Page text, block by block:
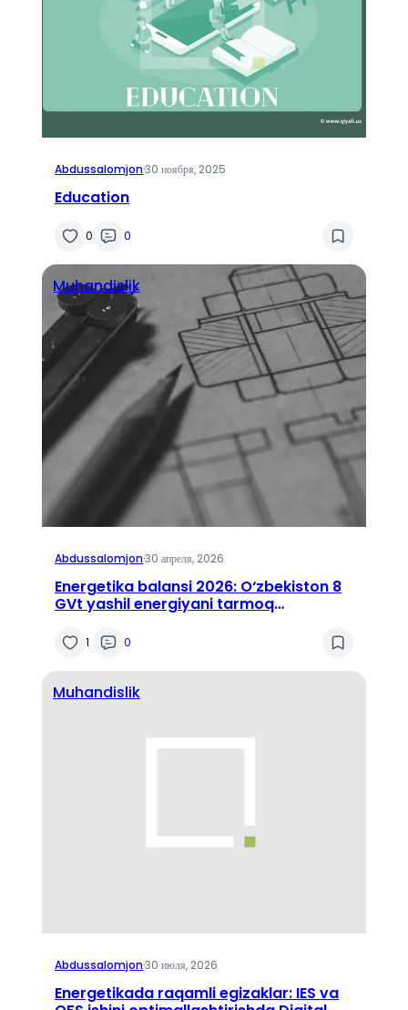
Abdussalomjon·30 ноября, 2025
Education
0 0
Muhandislik
Abdussalomjon·30 апреля, 2026
Energetika balansi 2026: O‘zbekiston 8
GVt yashil energiyani tarmoq
integratsiya qila oladimi?
1 0
Muhandislik
Abdussalomjon·30 июля, 2026
Energetikada raqamli egizaklar: IES va